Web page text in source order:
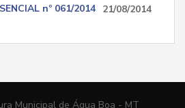
nº 061/2014 21/08/2014
Municipal de Água Boa - MT